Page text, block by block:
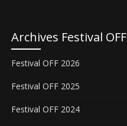
Archives Festival OFF
Festival OFF 2026
Festival OFF 2025
Festival OFF 2024